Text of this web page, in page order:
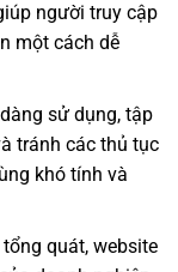
người truy cập
một cách dễ
sử dụng, tập
tránh các thủ tục
khó tính và
quát, website